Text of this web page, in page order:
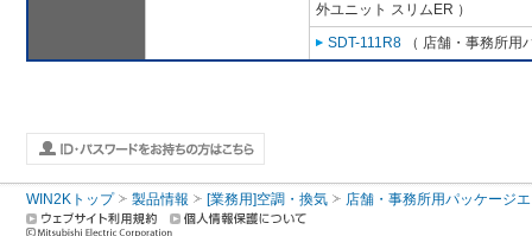
外ユニット スリムER ）
SDT-111R8 （ 店舗・事務所用
WIN2Kトップ 製品情報 [業務用]空調・換気 店舗・事務所用パッケージ